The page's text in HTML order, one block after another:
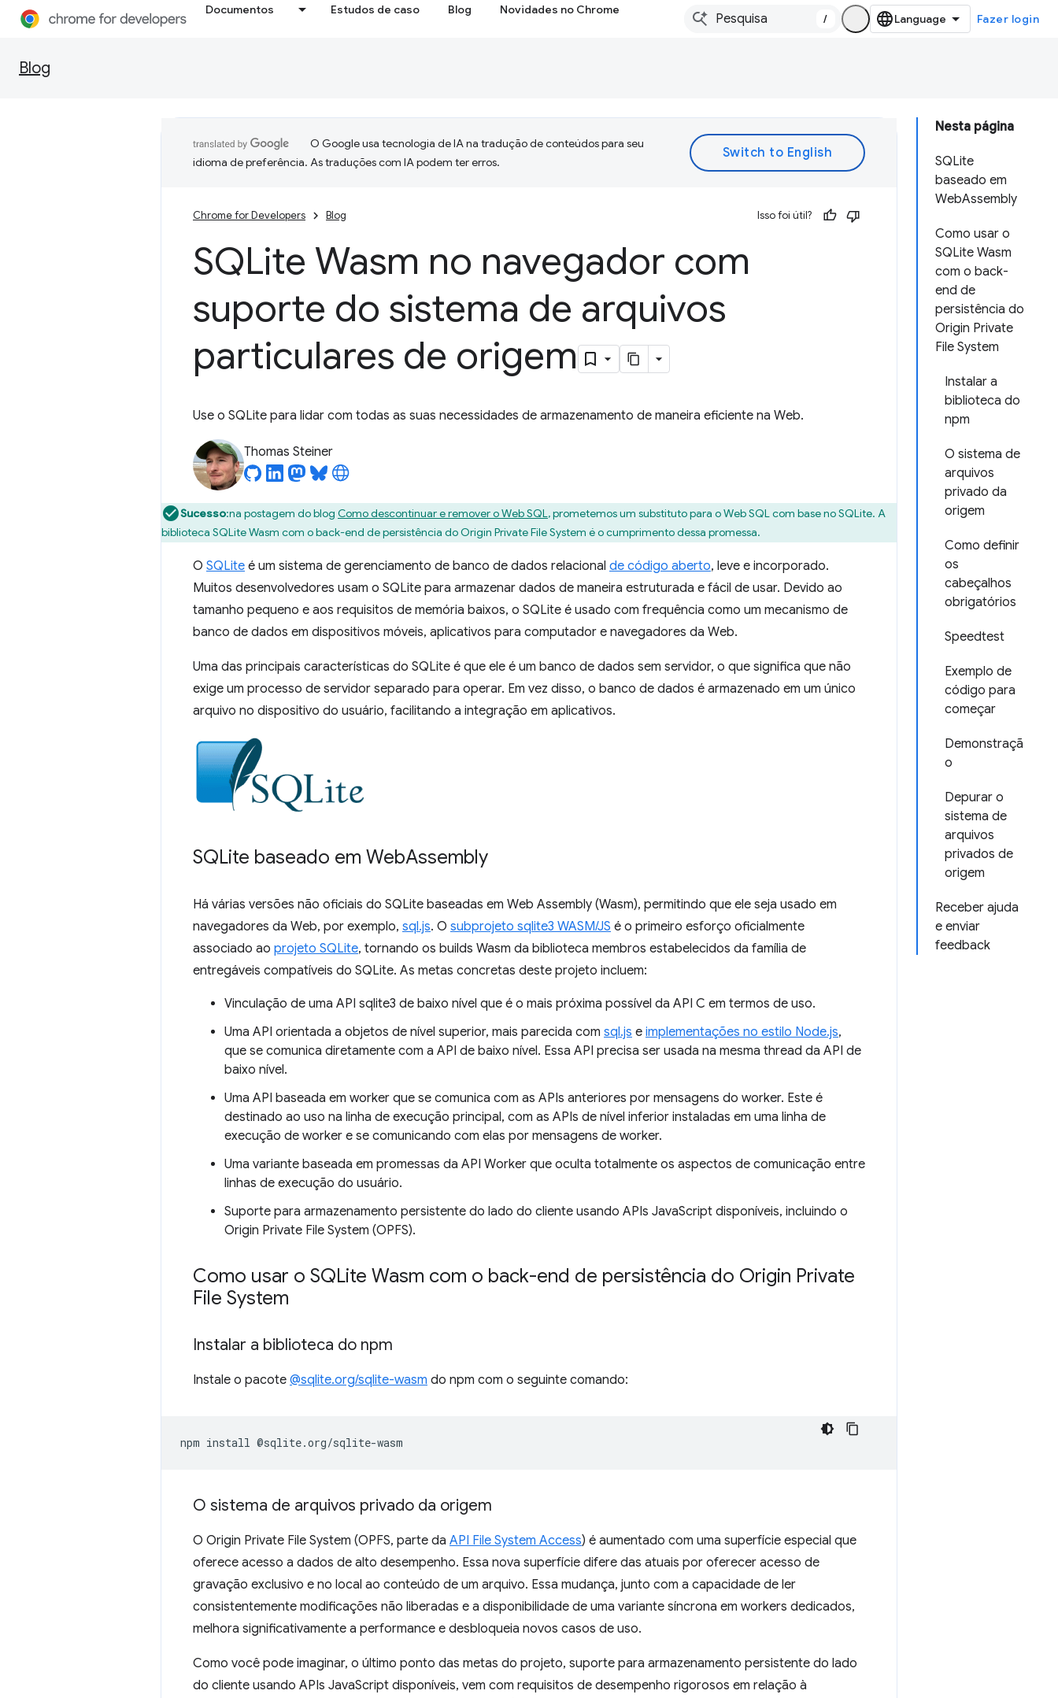
Documentos Estudos de caso Blog Novidades no Chrome
/ Fazer login
Blog
Nesta página
SQLite
baseado em
WebAssembly
Como usar o
SQLite Wasm
com o back-
end de
persistência do
Origin Private
File System
Instalar a
biblioteca do
npm
O sistema de
arquivos
privado da
origem
Como definir
os
cabeçalhos
obrigatórios
Speedtest
Exemplo de
código para
começar
Demonstraçã
o
Depurar o
sistema de
arquivos
privados de
origem
Receber ajuda
e enviar
feedback
O Google usa tecnologia de IA na tradução de conteúdos para seu
idioma de preferência. As traduções com IA podem ter erros.
Chrome for Developers Blog Isso foi útil?
SQLite Wasm no navegador com
suporte do sistema de arquivos
particulares de origem
Use o SQLite para lidar com todas as suas necessidades de armazenamento de maneira eficiente na Web.
Thomas Steiner
Sucesso:na postagem do blog Como descontinuar e remover o Web SQL, prometemos um substituto para o Web SQL com base no SQLite. A
biblioteca SQLite Wasm com o back-end de persistência do Origin Private File System é o cumprimento dessa promessa.
O SQLite é um sistema de gerenciamento de banco de dados relacional de código aberto, leve e incorporado.
Muitos desenvolvedores usam o SQLite para armazenar dados de maneira estruturada e fácil de usar. Devido ao
tamanho pequeno e aos requisitos de memória baixos, o SQLite é usado com frequência como um mecanismo de
banco de dados em dispositivos móveis, aplicativos para computador e navegadores da Web.
Uma das principais características do SQLite é que ele é um banco de dados sem servidor, o que significa que não
exige um processo de servidor separado para operar. Em vez disso, o banco de dados é armazenado em um único
arquivo no dispositivo do usuário, facilitando a integração em aplicativos.
SQLite baseado em WebAssembly
Há várias versões não oficiais do SQLite baseadas em Web Assembly (Wasm), permitindo que ele seja usado em
navegadores da Web, por exemplo, sql.js. O subprojeto sqlite3 WASM/JS é o primeiro esforço oficialmente
associado ao projeto SQLite, tornando os builds Wasm da biblioteca membros estabelecidos da família de
entregáveis compatíveis do SQLite. As metas concretas deste projeto incluem:
Vinculação de uma API sqlite3 de baixo nível que é o mais próxima possível da API C em termos de uso.
Uma API orientada a objetos de nível superior, mais parecida com sql.js e implementações no estilo Node.js,
que se comunica diretamente com a API de baixo nível. Essa API precisa ser usada na mesma thread da API de
baixo nível.
Uma API baseada em worker que se comunica com as APIs anteriores por mensagens do worker. Este é
destinado ao uso na linha de execução principal, com as APIs de nível inferior instaladas em uma linha de
execução de worker e se comunicando com elas por mensagens de worker.
Uma variante baseada em promessas da API Worker que oculta totalmente os aspectos de comunicação entre
linhas de execução do usuário.
Suporte para armazenamento persistente do lado do cliente usando APIs JavaScript disponíveis, incluindo o
Origin Private File System (OPFS).
Como usar o SQLite Wasm com o back-end de persistência do Origin Private
File System
Instalar a biblioteca do npm
Instale o pacote @sqlite.org/sqlite-wasm do npm com o seguinte comando:
npm install
O sistema de arquivos privado da origem
O Origin Private File System (OPFS, parte da API File System Access) é aumentado com uma superfície especial que
oferece acesso a dados de alto desempenho. Essa nova superfície difere das atuais por oferecer acesso de
gravação exclusivo e no local ao conteúdo de um arquivo. Essa mudança, junto com a capacidade de ler
consistentemente modificações não liberadas e a disponibilidade de uma variante síncrona em workers dedicados,
melhora significativamente a performance e desbloqueia novos casos de uso.
Como você pode imaginar, o último ponto das metas do projeto, suporte para armazenamento persistente do lado
do cliente usando APIs JavaScript disponíveis, vem com requisitos de desempenho rigorosos em relação à